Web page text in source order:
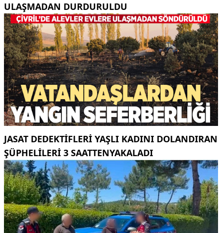
ULAŞMADAN DURDURULDU
JASAT DEDEKTIFLERI YAŞLI KADINI DOLANDIRAN
ŞÜPHELILERI 3 SAATTENYAKALADI